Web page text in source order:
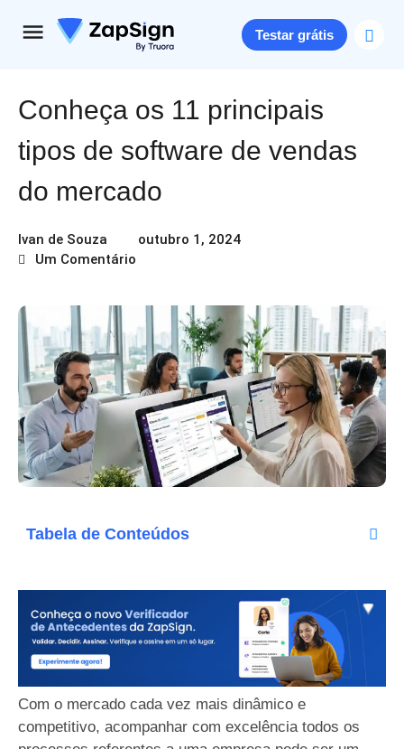
Testar grátis
Conheça os 11 principais
tipos de software de vendas
do mercado
Ivan de Souza
outubro 1, 2024
Um Comentário
Tabela de Conteúdos
Com o mercado cada vez mais dinâmico e
competitivo, acompanhar com excelência todos os